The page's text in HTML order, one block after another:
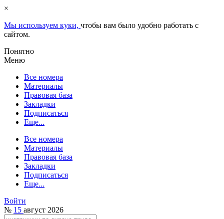
×
Мы используем куки, чтобы вам было удобно работать с
сайтом.
Понятно
Меню
Все номера
Материалы
Правовая база
Закладки
Подписаться
Еще...
Все номера
Материалы
Правовая база
Закладки
Подписаться
Еще...
Войти
№ 15 август 2026